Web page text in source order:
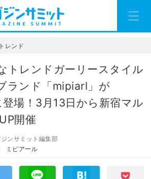
レンド
トレンドガーリースタイル
ランド「mipiarl」が
登場！3⽉13⽇から新宿マル
開催
ジンサミット編集部
ミピアール